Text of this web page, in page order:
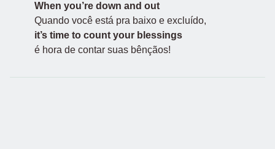
When you’re down and out
Quando você está pra baixo e excluído,
it’s time to count your blessings
é hora de contar suas bênçãos!